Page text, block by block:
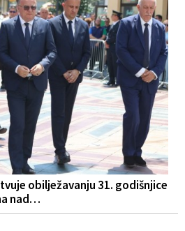
obilježavanju 31. godišnjice
nad…